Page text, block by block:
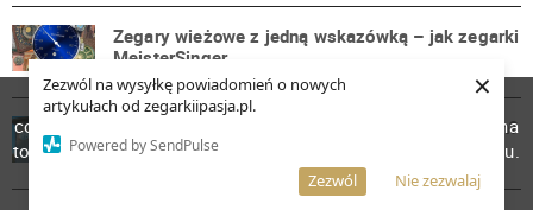
Zezwól na wysyłkę powiadomień o nowych
artykułach od zegarkiipasja.pl.
Powered by SendPulse
Nie zezwalaj
Zezwól
×
Zegary wieżowe z jedną wskazówką – jak zegarki
MeisterSinger
Dlaczego warto pamiętać o zegarach wieżowych?
Spojrzenie historyczne
W celu poprawienia jakości usług korzystamy z plików
cookies. Pozostanie na stronie oznacza, iż wyrażasz zgodę na
to, że pliki cookies będą przechowywane w Twoim urządzeniu.
Więcej informacji